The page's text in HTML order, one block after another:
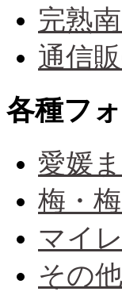
完熟
通信
各種フ
愛媛
梅・
マイ
その